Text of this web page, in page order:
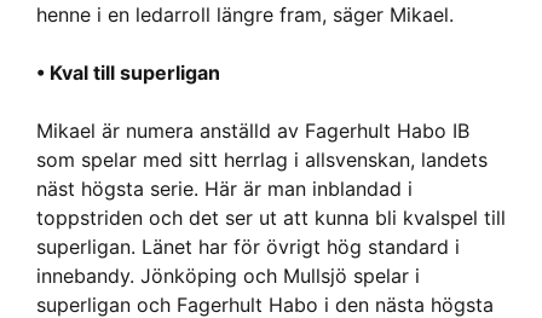
henne i en ledarroll längre fram, säger Mikael.
• Kval till superligan
Mikael är numera anställd av Fagerhult Habo IB
som spelar med sitt herrlag i allsvenskan, landets
näst högsta serie. Här är man inblandad i
toppstriden och det ser ut att kunna bli kvalspel till
superligan. Länet har för övrigt hög standard i
innebandy. Jönköping och Mullsjö spelar i
superligan och Fagerhult Habo i den nästa högsta